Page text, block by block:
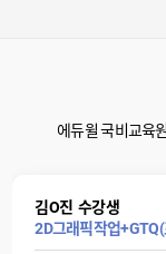
에듀윌 국비교육
김O진 수강생
2D그래픽작업